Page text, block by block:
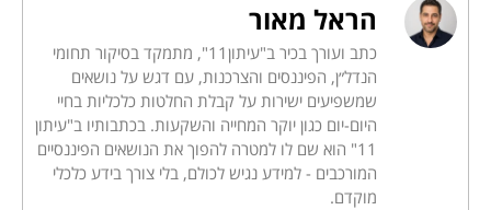
הראל מאור
כתב ועורך בכיר ב"עיתון11", מתמקד בסיקור תחומי
הנדל״ן, הפיננסים והצרכנות, עם דגש על נושאים
שמשפיעים ישירות על קבלת החלטות כלכליות בחיי
היום-יום כגון יוקר המחייה והשקעות. בכתבותיו ב"עיתון
11" הוא שם לו למטרה להפוך את הנושאים הפיננסיים
המורכבים - למידע נגיש לכולם, בלי צורך בידע כלכלי
מוקדם.